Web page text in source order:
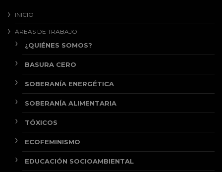
INICIO
ÁREAS DE TRABAJO
¿QUIÉNES SOMOS?
BASURA CERO
SOBERANÍA ENERGÉTICA
SOBERANÍA ALIMENTARIA
TÓXICOS
ECOFEMINISMO
EDUCACIÓN SOCIOAMBIENTAL